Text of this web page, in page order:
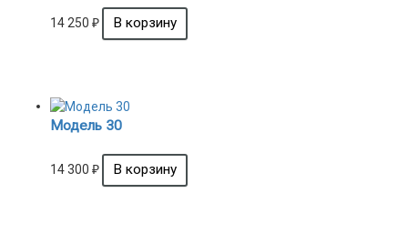
14 250 ₽
Модель 30
14 300 ₽